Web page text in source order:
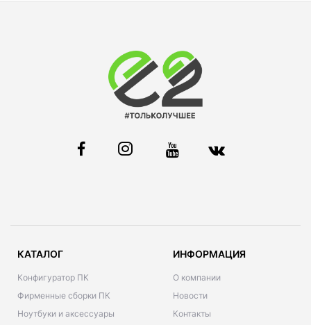
КАТАЛОГ
Конфигуратор ПК
Фирменные сборки ПК
Ноутбуки и аксессуары
ИНФОРМАЦИЯ
О компании
Новости
Контакты